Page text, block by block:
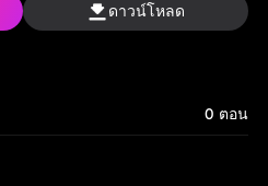
ดาวน์โหลด
0 ตอน